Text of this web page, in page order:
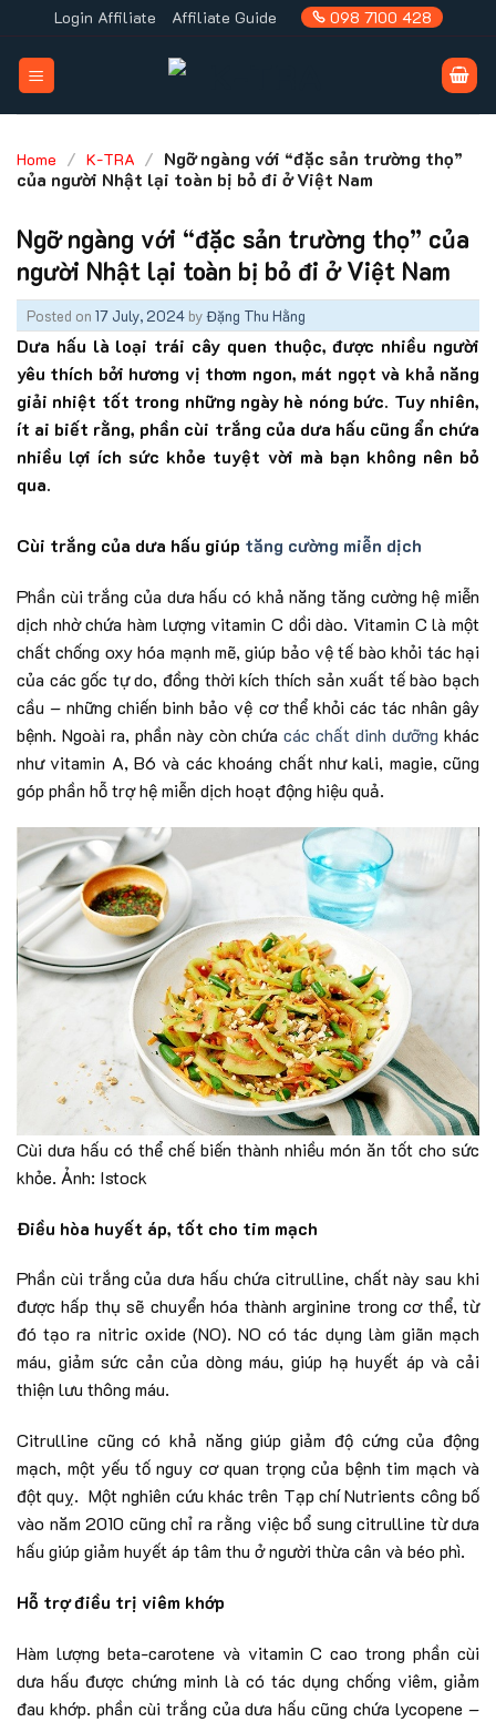
to
content
Login Affiliate Affiliate Guide 098 7100 428
Home / K-TRA / Ngỡ ngàng với “đặc sản trường thọ”
của người Nhật lại toàn bị bỏ đi ở Việt Nam
Ngỡ ngàng với “đặc sản trường thọ” của
người Nhật lại toàn bị bỏ đi ở Việt Nam
Posted on 17 July, 2024 byĐặng Thu Hằng
Dưa hấu là loại trái cây quen thuộc, được nhiều người
yêu thích bởi hương vị thơm ngon, mát ngọt và khả năng
giải nhiệt tốt trong những ngày hè nóng bức. Tuy nhiên,
ít ai biết rằng, phần cùi trắng của dưa hấu cũng ẩn chứa
nhiều lợi ích sức khỏe tuyệt vời mà bạn không nên bỏ
qua.
Cùi trắng của dưa hấu giúp tăng cường miễn dịch
Phần cùi trắng của dưa hấu có khả năng tăng cường hệ miễn
dịch nhờ chứa hàm lượng vitamin C dồi dào. Vitamin C là một
chất chống oxy hóa mạnh mẽ, giúp bảo vệ tế bào khỏi tác hại
của các gốc tự do, đồng thời kích thích sản xuất tế bào bạch
cầu – những chiến binh bảo vệ cơ thể khỏi các tác nhân gây
bệnh. Ngoài ra, phần này còn chứacác chất dinh dưỡng khác
như vitamin A, B6 và các khoáng chất như kali, magie, cũng
góp phần hỗ trợ hệ miễn dịch hoạt động hiệu quả.
Cùi dưa hấu có thể chế biến thành nhiều món ăn tốt cho sức
khỏe. Ảnh: Istock
Điều hòa huyết áp, tốt cho tim mạch
Phần cùi trắng của dưa hấu chứa citrulline, chất này sau khi
được hấp thụ sẽ chuyển hóa thành arginine trong cơ thể, từ
đó tạo ra nitric oxide (NO). NO có tác dụng làm giãn mạch
máu, giảm sức cản của dòng máu, giúp hạ huyết áp và cải
thiện lưu thông máu.
Citrulline cũng có khả năng giúp giảm độ cứng của động
mạch, một yếu tố nguy cơ quan trọng của bệnh tim mạch và
đột quỵ. Một nghiên cứu khác trên Tạp chí Nutrients công bố
vào năm 2010 cũng chỉ ra rằng việc bổ sung citrulline từ dưa
hấu giúp giảm huyết áp tâm thu ở người thừa cân và béo phì.
Hỗ trợ điều trị viêm khớp
Hàm lượng beta-carotene và vitamin C cao trong phần cùi
dưa hấu được chứng minh là có tác dụng chống viêm, giảm
đau khớp. phần cùi trắng của dưa hấu cũng chứa lycopene –